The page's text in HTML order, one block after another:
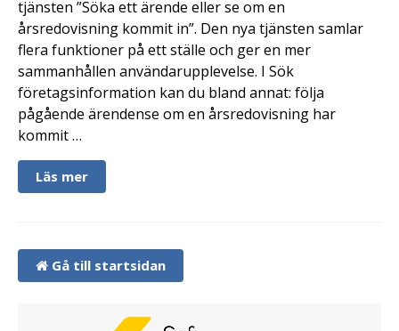
tjänsten ”Söka ett ärende eller se om en
årsredovisning kommit in”. Den nya tjänsten samlar
flera funktioner på ett ställe och ger en mer
sammanhållen användarupplevelse. I Sök
företagsinformation kan du bland annat: följa
pågående ärendense om en årsredovisning har
kommit …
Läs mer
Gå till startsidan